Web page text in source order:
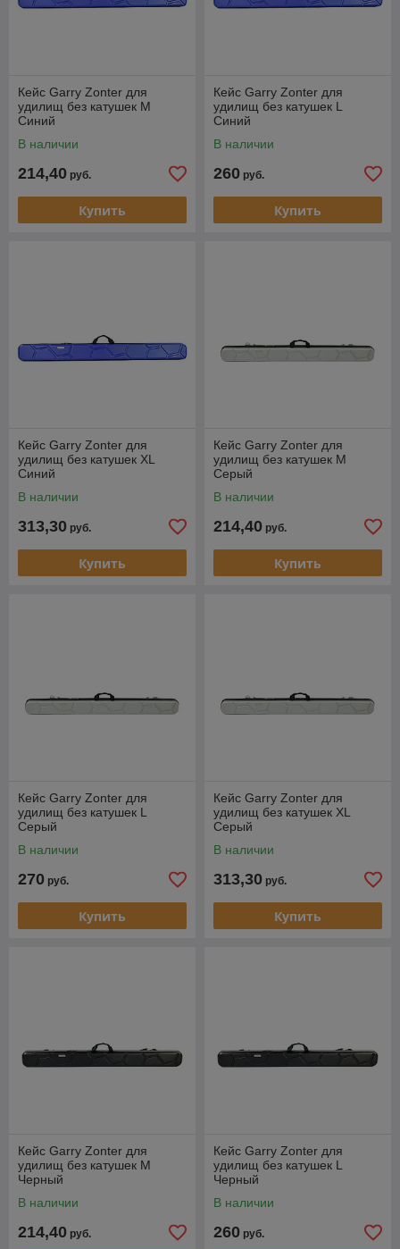
Кейс Garry Zonter для
удилищ без катушек M
Синий
В наличии
214,40 руб.
Купить
Кейс Garry Zonter для
удилищ без катушек L
Синий
В наличии
260 руб.
Купить
Кейс Garry Zonter для
удилищ без катушек XL
Синий
В наличии
313,30 руб.
Купить
Кейс Garry Zonter для
удилищ без катушек M
Серый
В наличии
214,40 руб.
Купить
Кейс Garry Zonter для
удилищ без катушек L
Серый
В наличии
270 руб.
Купить
Кейс Garry Zonter для
удилищ без катушек XL
Серый
В наличии
313,30 руб.
Купить
Кейс Garry Zonter для
удилищ без катушек M
Черный
В наличии
214,40 руб.
Кейс Garry Zonter для
удилищ без катушек L
Черный
В наличии
260 руб.